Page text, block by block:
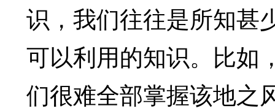
识，我们往往是所知甚
可以利用的知识。比如
们很难全部掌握该地之